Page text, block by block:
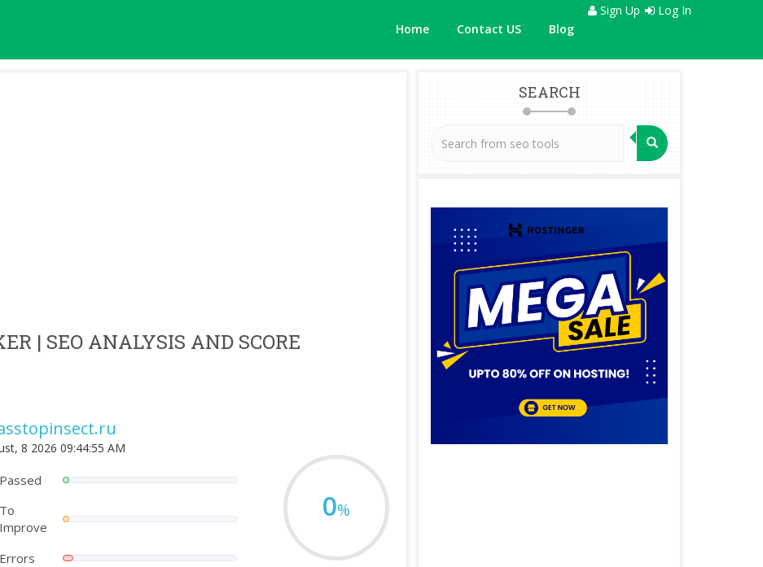
Home Contact US Blog
Sign Up Log In
| SEO ANALYSIS AND SCORE
8 2026 09:44:55 AM
Passed
To
Improve
Errors
0%
SEARCH